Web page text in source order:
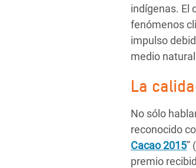
indígenas. El
fenómenos
impulso
medio
La
No sólo
reconocido
Cacao 2015”
premio